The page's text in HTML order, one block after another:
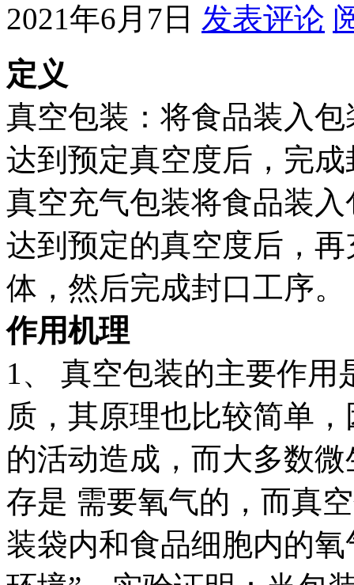
2021年6月7日 发表评论
定义
真空包装：将食品装入
达到预定真空度后，完
真空充气包装将食品装
达到预定的真空度后，
体，然后完成封口工序。
作用机理
1、 真空包装的主要作
质，其原理也比较简单
的活动造成，而大多数
存是 需要氧气的，而真
装袋内和食品细胞内的